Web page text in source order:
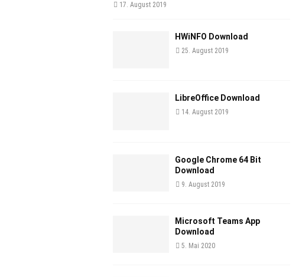
17. August 2019
HWiNFO Download
25. August 2019
LibreOffice Download
14. August 2019
Google Chrome 64 Bit
Download
9. August 2019
Microsoft Teams App
Download
5. Mai 2020